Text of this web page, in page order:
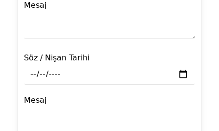
Mesaj
Söz / Nişan Tarihi
Mesaj